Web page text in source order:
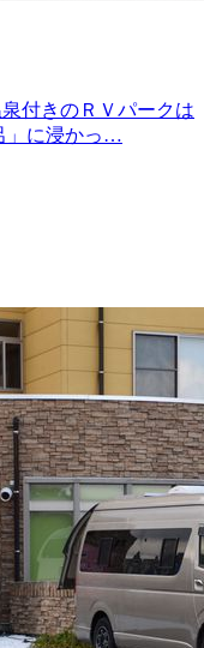
付きのＲＶパークは
」に浸かっ…